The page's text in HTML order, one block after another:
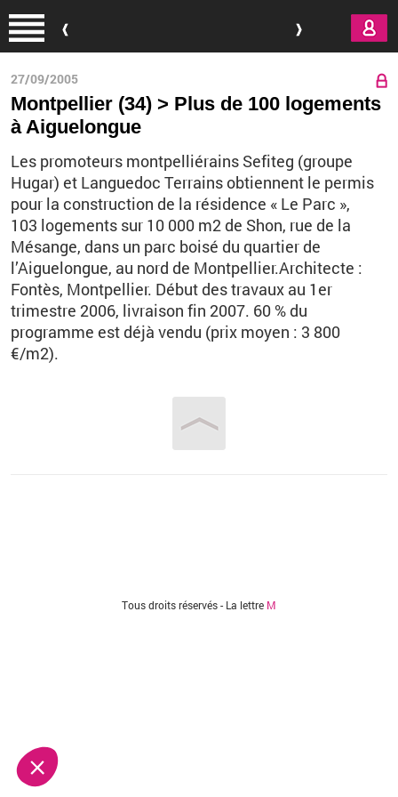
27/09/2005
Montpellier (34) > Plus de 100 logements
à Aiguelongue
Les promoteurs montpelliérains Sefiteg (groupe
Hugar) et Languedoc Terrains obtiennent le permis
pour la construction de la résidence « Le Parc »,
103 logements sur 10 000 m2 de Shon, rue de la
Mésange, dans un parc boisé du quartier de
l’Aiguelongue, au nord de Montpellier.Architecte :
Fontès, Montpellier. Début des travaux au 1er
trimestre 2006, livraison fin 2007. 60 % du
programme est déjà vendu (prix moyen : 3 800
€/m2).
Tous droits réservés - La lettre M